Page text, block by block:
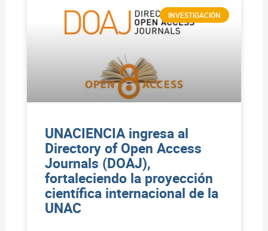
INVESTIGACIÓN
UNACIENCIA ingresa al
Directory of Open Access
Journals (DOAJ),
fortaleciendo la proyección
científica internacional de la
UNAC